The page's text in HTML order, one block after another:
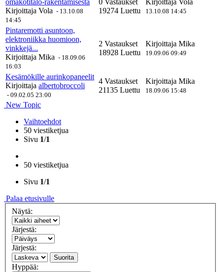
omakotitalo-rakentamisesta
Kirjoittaja Vola - 13.10.08
14:45
0 Vastaukset
19274 Luettu
Kirjoittaja Vola
13.10.08 14:45
Pintaremotti asuntoon,
elektroniikka huomioon,
vinkkejä...
Kirjoittaja Mika - 18.09.06
16:03
2 Vastaukset
18928 Luettu
Kirjoittaja Mika
19.09.06 09:49
Kesämökille aurinkopaneelit
Kirjoittaja albertobroccoli
- 09.02.05 23:00
4 Vastaukset
21135 Luettu
Kirjoittaja Mika
18.09.06 15:48
New Topic
Vaihtoehdot
50 viestiketjua
Sivu 1/1
50 viestiketjua
Sivu 1/1
Palaa etusivulle
Näytä:
Järjestä:
Järjestä:
Suorita
Hyppää: